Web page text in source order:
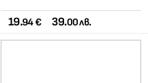
19.94 € 39.00 лв.